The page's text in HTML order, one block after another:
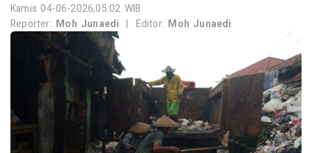
Kamis 04-06-2026,05:02 WIB
Reporter: Moh Junaedi | Editor: Moh Junaedi